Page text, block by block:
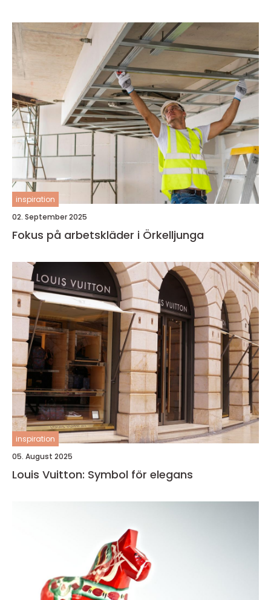
inspiration
02. September 2025
Fokus på arbetskläder i Örkelljunga
inspiration
05. August 2025
Louis Vuitton: Symbol för elegans